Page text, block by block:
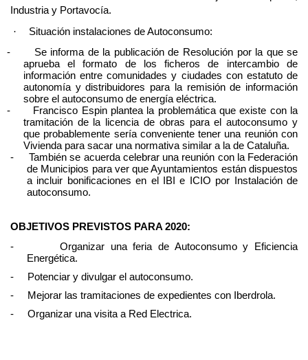
Industria y Portavocía.
·
Situación instalaciones de Autoconsumo:
-
Se informa de la publicación de Resolución por la que se
aprueba el formato de los ficheros de intercambio de
información entre comunidades y ciudades con estatuto de
autonomía y distribuidores para la remisión de información
sobre el autoconsumo de energía eléctrica.
-
Francisco Espin plantea la problemática que existe con la
tramitación de la licencia de obras para el autoconsumo y
que probablemente sería conveniente tener una reunión con
Vivienda para sacar una normativa similar a la de Cataluña.
-
También se acuerda celebrar una reunión con la Federación
de Municipios para ver que Ayuntamientos están dispuestos
a incluir bonificaciones en el IBI e ICIO por Instalación de
autoconsumo.
OBJETIVOS PREVISTOS PARA 2020:
-
Organizar una feria de Autoconsumo y Eficiencia
Energética.
-
Potenciar y divulgar el autoconsumo.
-
Mejorar las tramitaciones de expedientes con Iberdrola.
-
Organizar una visita a Red Electrica.